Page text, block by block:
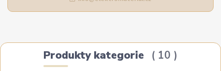
Produkty kategorie 10